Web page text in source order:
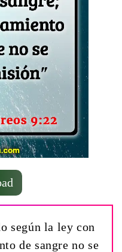
según la ley con
de sangre no se